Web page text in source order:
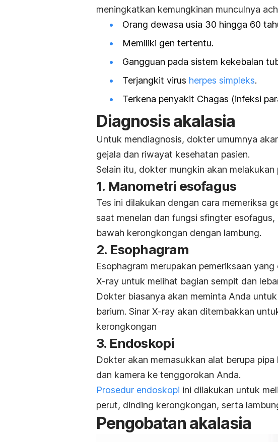
meningkatkan kemungkinan munculnya
Orang dewasa usia 30 hingga 60
Memiliki gen tertentu.
Gangguan pada sistem kekebalan
Terjangkit virus herpes simpleks.
Terkena penyakit Chagas (infeksi
Diagnosis akalasia
Untuk mendiagnosis, dokter umumnya
gejala dan riwayat kesehatan pasien.
Selain itu, dokter mungkin akan
1. Manometri esofagus
Tes ini dilakukan dengan cara memeriksa
saat menelan dan fungsi sfingter esofagus,
bawah kerongkongan dengan lambung.
2. Esophagram
Esophagram merupakan pemeriksaan
X-ray untuk melihat bagian sempit dan
Dokter biasanya akan meminta Anda
barium. Sinar X-ray akan ditembakkan
kerongkongan
3. Endoskopi
Dokter akan memasukkan alat berupa
dan kamera ke tenggorokan Anda.
Prosedur endoskopi ini dilakukan untuk
perut, dinding kerongkongan, serta
Pengobatan akalasia